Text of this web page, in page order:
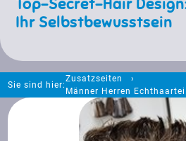
Top-Secret-Hair
Ihr Selbstbewusstsein
Sie sind hier:
Zusatzseiten
Männer Herren